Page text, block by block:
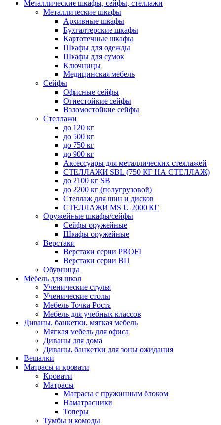
Металлические шкафы, сейфы, стеллажи
Металлические шкафы
Архивные шкафы
Бухгалтерские шкафы
Картотечные шкафы
Шкафы для одежды
Шкафы для сумок
Ключницы
Медицинская мебель
Сейфы
Офисные сейфы
Огнестойкие сейфы
Взломостойкие сейфы
Стеллажи
до 120 кг
до 500 кг
до 750 кг
до 900 кг
Аксессуары для металлических стеллажей
СТЕЛЛАЖИ SBL (750 КГ НА СТЕЛЛАЖ)
до 2100 кг SB
до 2200 кг (полугрузовой)
Стеллаж для шин и дисков
СТЕЛЛАЖИ MS U 2000 КГ
Оружейные шкафы/сейфы
Сейфы оружейные
Шкафы оружейные
Верстаки
Верстаки серии PROFI
Верстаки серии ВП
Обувницы
Мебель для школ
Ученические стулья
Ученические столы
Мебель Точка Роста
Мебель для учебных классов
Диваны, банкетки, мягкая мебель
Мягкая мебель для офиса
Диваны для дома
Диваны, банкетки для зоны ожидания
Вешалки
Матрасы и кровати
Кровати
Матрасы
Матрасы с пружинным блоком
Наматрасники
Топеры
Тумбы и комоды